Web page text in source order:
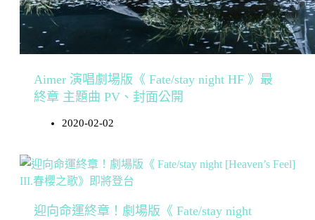
Aimer 演唱劇場版《 Fate/stay night HF 》最
終章 主題曲 PV、封面公開
2020-02-02
迎向命運終章！劇場版《 Fate/stay night